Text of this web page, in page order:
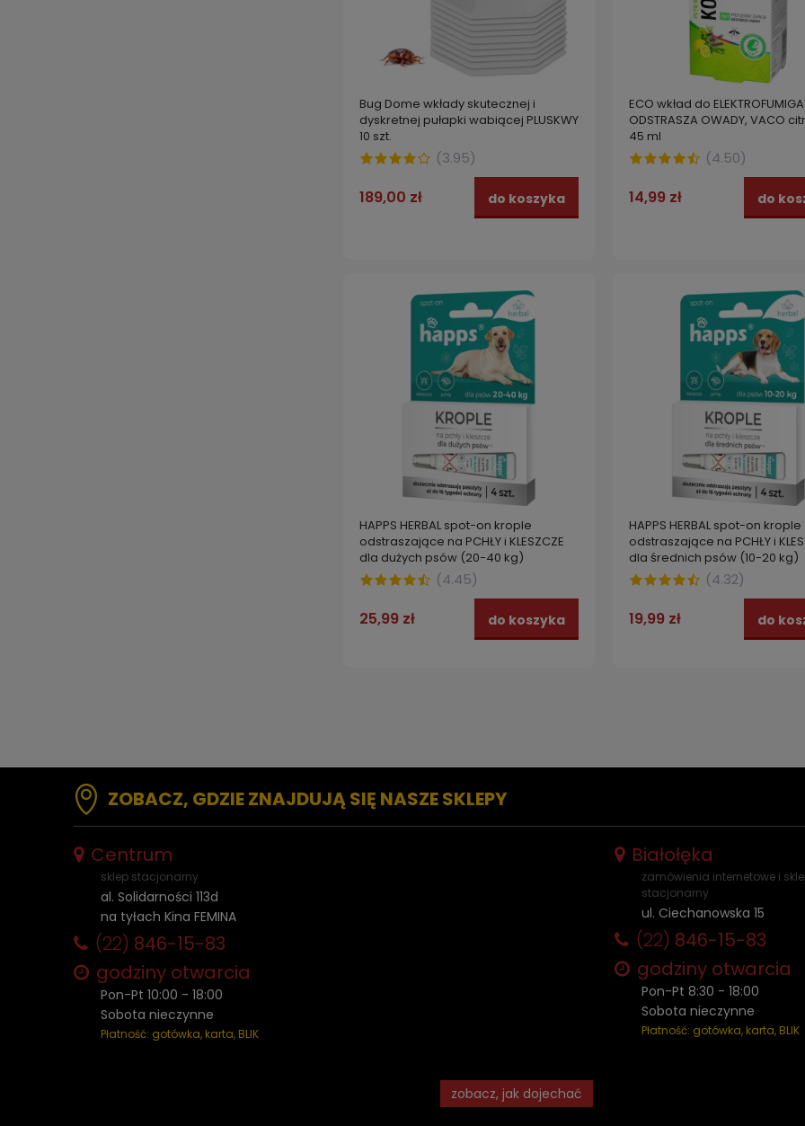
Bug Dome wkłady skutecznej i
dyskretnej pułapki wabiącej PLUSKWY
10 szt.
(3.95)
189,00 zł do koszyka
ECO wkład do
ODSTRASZA OWADY, VACO
45 ml
(4.50)
14,99 zł do
HAPPS HERBAL spot-on krople
odstraszające na PCHŁY i KLESZCZE
dla dużych psów (20-40 kg)
(4.45)
25,99 zł do koszyka
HAPPS HERBAL spot-on krople
odstraszające na PCHŁY i
dla średnich psów (10-20 kg)
(4.32)
19,99 zł do
ZOBACZ, GDZIE ZNAJDUJĄ SIĘ NASZE SKLEPY
Centrum
sklep stacjonarny
al. Solidarności 113d
na tyłach Kina FEMINA
(22) 846-15-83
godziny otwarcia
Pon-Pt 10:00 - 18:00
Sobota nieczynne
Płatność: gotówka, karta, BLIK
zobacz, jak dojechać
Białołęka
zamówienia internetowe i
stacjonarny
ul. Ciechanowska 15
(22) 846-15-83
godziny otwarcia
Pon-Pt 8:30 - 18:00
Sobota nieczynne
Płatność: gotówka, karta, BLIK